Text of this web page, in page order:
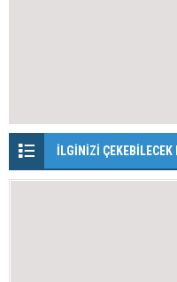
İLGİNİZİ ÇEKEBİLECEK